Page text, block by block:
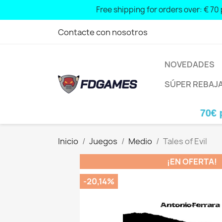
Free shipping for orders over: € 70
Contacte con nosotros
NOVEDADES
SÚPER
para pedidos superiores a: 70€
Inicio Juegos Medio
Tales of Evil
¡EN OFERTA!
-20,14%